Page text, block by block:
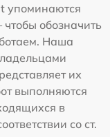
упоминаются
обозначить
Наша
их
выполняются
в
со ст.